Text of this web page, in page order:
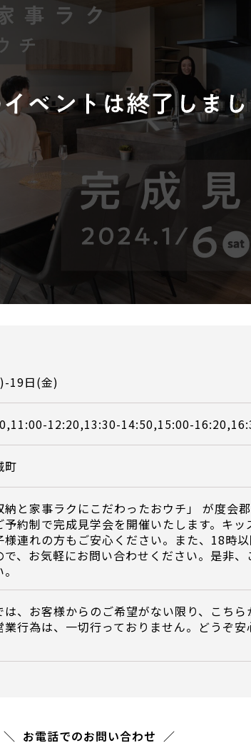
19日(金)
12:20,13:30-14:50,15:00-
町
納と家事ラクにこだわったおウチ」 が度会
予約制で完成見学会を開催いたします。キッ
様連れの方もご安心ください。また、18時
で、お気軽にお問い合わせください。是非
は、お客様からのご希望がない限り、こちら
業行為は、一切行っておりません。どうぞ安
お電話でのお問い合わせ